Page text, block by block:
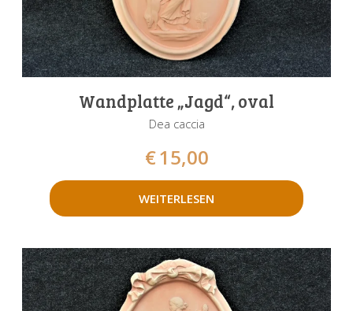
Wandplatte „Jagd“, oval
Dea caccia
€15,00
WEITERLESEN